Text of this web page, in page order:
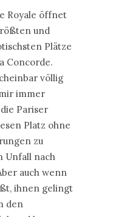
Royale öffnet
und
Plätze
Concorde.
völlig
immer
Pariser
Platz ohne
zu
Unfall nach
auch wenn
ihnen gelingt
den